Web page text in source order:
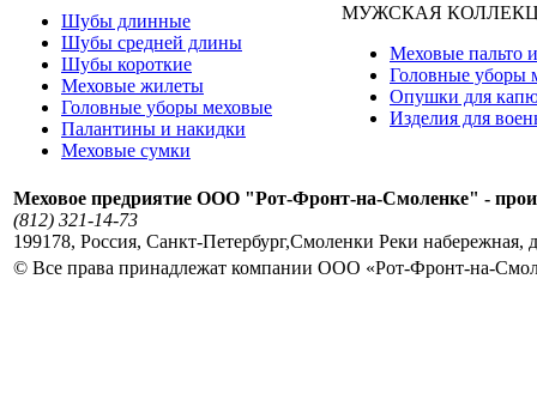
Шубы длинные
Шубы средней длины
Шубы короткие
Меховые жилеты
Головные уборы меховые
Палантины и накидки
Меховые сумки
МУЖСКАЯ
Меховые пальто
Головные уборы
Опушки для
Изделия для
Меховое предриятие ООО "Рот-Фронт-на-Смоленке" -
(812) 321-14-73
199178, Россия, Санкт-Петербург,Смоленки Реки набережная,
© Все права принадлежат компании ООО «Рот-Фронт-на-